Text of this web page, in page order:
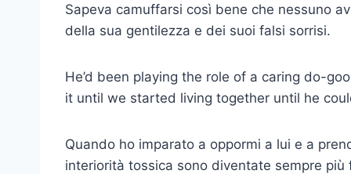
Sapeva camuffarsi così bene che nessuno
della sua gentilezza e dei suoi falsi sorrisi.
He’d been playing the role of a caring do-
it until we started living together until he
Quando ho imparato a oppormi a lui e a
interiorità tossica sono diventate sempre più